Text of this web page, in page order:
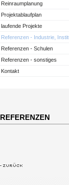
Reinraumplanung
Projektablaufplan
laufende Projekte
Referenzen - Industrie,
Referenzen - Schulen
Referenzen - sonstiges
Kontakt
REFERENZEN